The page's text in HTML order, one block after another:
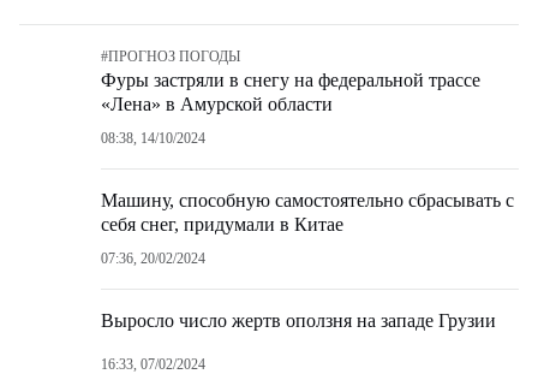
#ПРОГНОЗ ПОГОДЫ
Фуры застряли в снегу на федеральной трассе
«Лена» в Амурской области
08:38, 14/10/2024
Машину, способную самостоятельно сбрасывать с
себя снег, придумали в Китае
07:36, 20/02/2024
Выросло число жертв оползня на западе Грузии
16:33, 07/02/2024